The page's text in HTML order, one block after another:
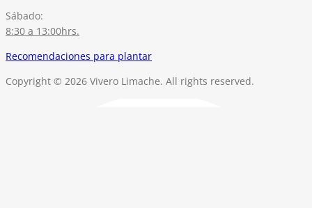
Sábado:
8:30 a 13:00hrs.
Recomendaciones para plantar
Copyright © 2026 Vivero Limache. All rights reserved.